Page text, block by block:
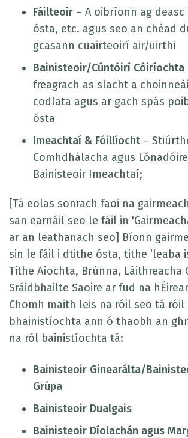
Fáilteoir – A oibríonn ag
ósta, etc. agus seo an chéad
gcasann cuairteoirí air/uirthi
Bainisteoir/Cúntóirí Cóiríochta
freagrach as slacht a
codlata agus ar gach spás
ósta
Imeachtaí & Fóillíocht –
Comhdhálacha agus
Bainisteoir Imeachtaí;
[Tá eolas sonrach faoi na
san earnáil seo le fáil in
ar an leathanach seo] Bíonn
sin le fáil i dtithe ósta, tithe ‘leaba
Tithe Aíochta, Brúnna, Láithreacha
Sráidbhailte Saoire ar fud na
Chomh maith leis na róil seo tá róil
bhainistíochta ann ó thaobh an
na ról bainistíochta tá:
Bainisteoir Ginearálta/
Grúpa
Bainisteoir Dualgais
Bainisteoir Díolachán agus